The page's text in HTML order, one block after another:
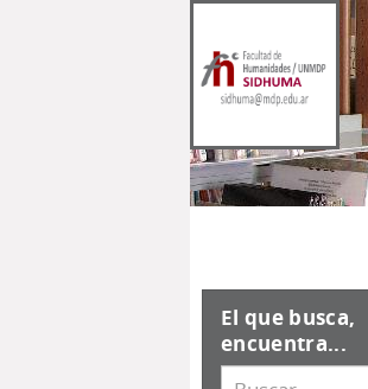
El que busca,
encuentra...